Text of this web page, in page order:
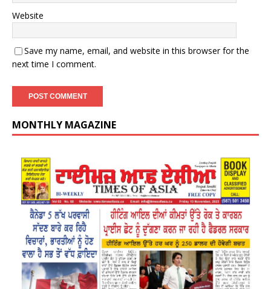
Website
Save my name, email, and website in this browser for the
next time I comment.
MONTHLY MAGAZINE